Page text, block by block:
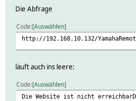
Die Abfrage
Code Auswählen
http://192.168.10.132/
läuft auch ins leere:
Code Auswählen
Die Website ist nicht